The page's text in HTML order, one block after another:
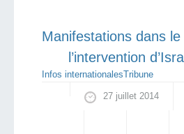
Manifestations dans
l’intervention
Infos internationalesTribune
27 juillet 2014